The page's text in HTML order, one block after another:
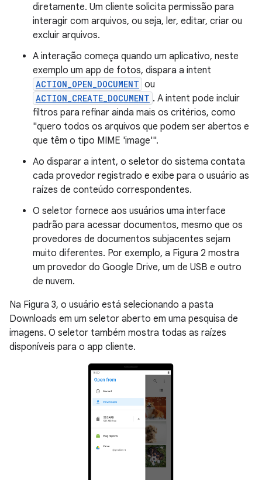
diretamente. Um cliente solicita permissão para
interagir com arquivos, ou seja, ler, editar, criar ou
excluir arquivos.
A interação começa quando um aplicativo, neste
exemplo um app de fotos, dispara a intent
ACTION_OPEN_DOCUMENT ou
ACTION_CREATE_DOCUMENT . A intent pode incluir
filtros para refinar ainda mais os critérios, como
"quero todos os arquivos que podem ser abertos e
que têm o tipo MIME 'image'".
Ao disparar a intent, o seletor do sistema contata
cada provedor registrado e exibe para o usuário as
raízes de conteúdo correspondentes.
O seletor fornece aos usuários uma interface
padrão para acessar documentos, mesmo que os
provedores de documentos subjacentes sejam
muito diferentes. Por exemplo, a Figura 2 mostra
um provedor do Google Drive, um de USB e outro
de nuvem.
Na Figura 3, o usuário está selecionando a pasta
Downloads em um seletor aberto em uma pesquisa de
imagens. O seletor também mostra todas as raízes
disponíveis para o app cliente.